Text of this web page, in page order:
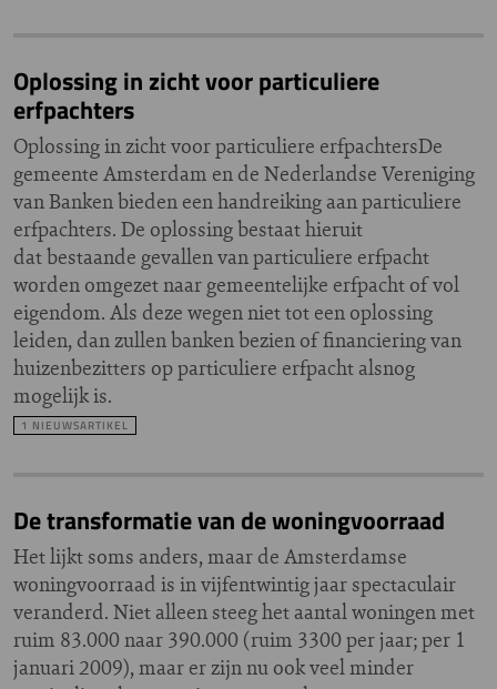
Oplossing in zicht voor particuliere
erfpachters
Oplossing in zicht voor particuliere erfpachtersDe
gemeente Amsterdam en de Nederlandse Vereniging
van Banken bieden een handreiking aan particuliere
erfpachters. De oplossing bestaat hieruit
dat bestaande gevallen van particuliere erfpacht
worden omgezet naar gemeentelijke erfpacht of vol
eigendom. Als deze wegen niet tot een oplossing
leiden, dan zullen banken bezien of financiering van
huizenbezitters op particuliere erfpacht alsnog
mogelijk is.
1 NIEUWSARTIKEL
De transformatie van de woningvoorraad
Het lijkt soms anders, maar de Amsterdamse
woningvoorraad is in vijfentwintig jaar spectaculair
veranderd. Niet alleen steeg het aantal woningen met
ruim 83.000 naar 390.000 (ruim 3300 per jaar; per 1
januari 2009), maar er zijn nu ook veel minder